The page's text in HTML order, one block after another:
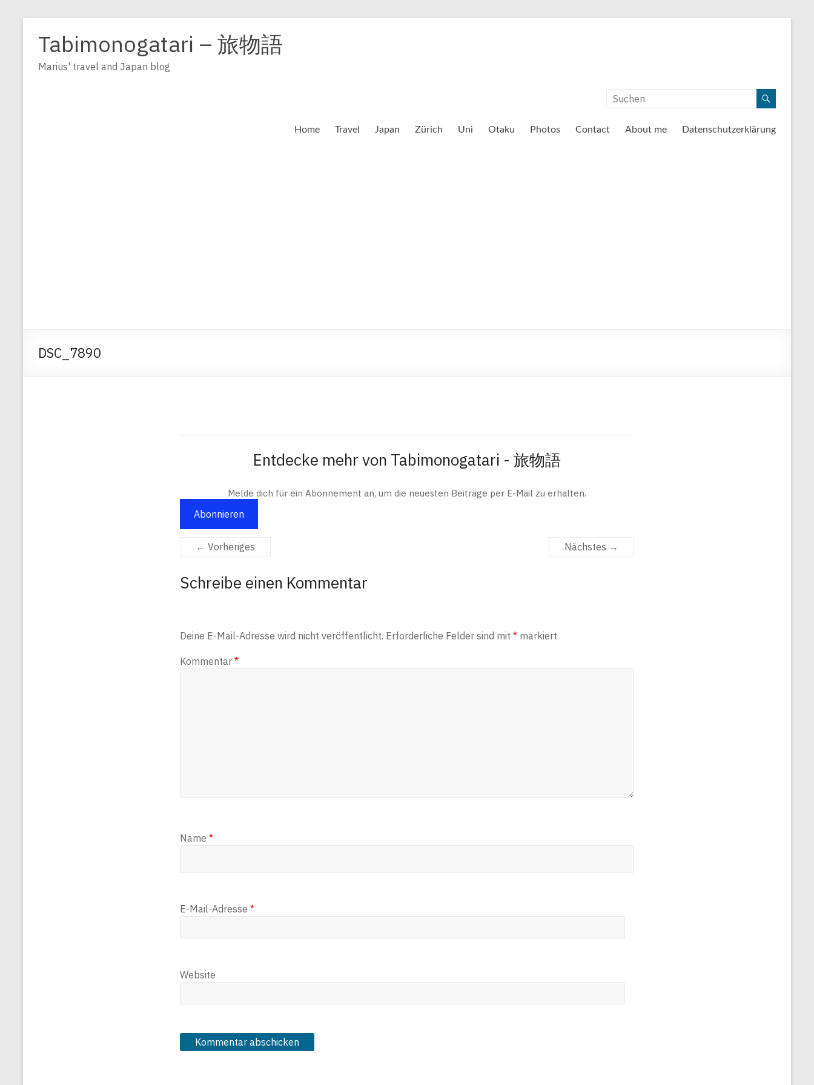
Inhalt
springen
Tabimonogatari – 旅物語
Marius' travel and Japan blog
Home Travel Japan Zürich Uni Otaku Photos Contact About me Datenschutzerklärung
DSC_7890
Entdecke mehr von Tabimonogatari - 旅物語
Melde dich für ein Abonnement an, um die neuesten Beiträge per E-Mail zu erhalten.
Abonnieren
← Vorheriges Nächstes →
Schreibe einen Kommentar
Deine E-Mail-Adresse wird nicht veröffentlicht. Erforderliche Felder sind mit * markiert
Kommentar *
Name *
E-Mail-Adresse *
Website